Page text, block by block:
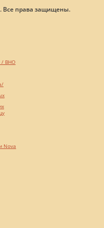
Все права защищены.
/ ВНО
Nova